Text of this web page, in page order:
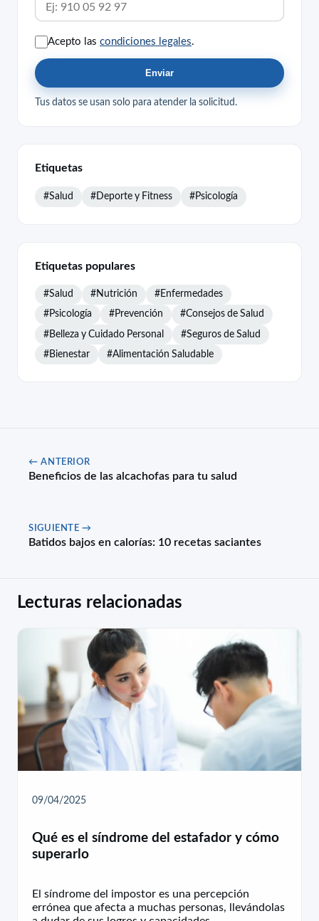
Acepto las condiciones legales.
Enviar
Tus datos se usan solo para atender la solicitud.
Etiquetas
#Salud #Deporte y Fitness #Psicología
Etiquetas populares
#Salud #Nutrición #Enfermedades
#Psicología #Prevención #Consejos de Salud
#Belleza y Cuidado Personal #Seguros de Salud
#Bienestar #Alimentación Saludable
← ANTERIOR
Beneficios de las alcachofas para tu salud
SIGUIENTE →
Batidos bajos en calorías: 10 recetas saciantes
Lecturas relacionadas
09/04/2025
Qué es el síndrome del estafador y cómo
superarlo
El síndrome del impostor es una percepción
errónea que afecta a muchas personas, llevándolas